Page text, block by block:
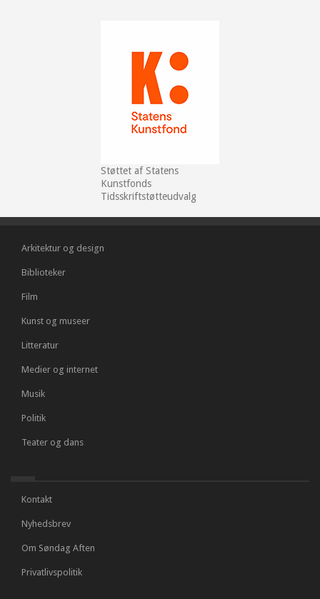
Støttet af Statens
Kunstfonds
Tidsskriftstøtteudvalg
Arkitektur og design
Biblioteker
Film
Kunst og museer
Litteratur
Medier og internet
Musik
Politik
Teater og dans
Kontakt
Nyhedsbrev
Om Søndag Aften
Privatlivspolitik